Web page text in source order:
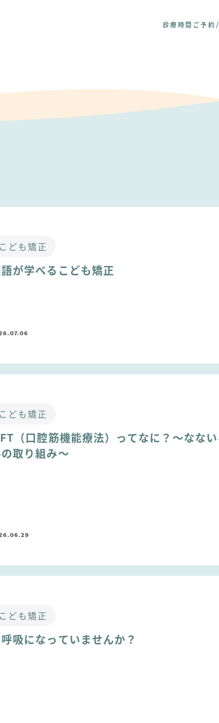
診療時間 ご予約
ども矯正
が学べるこども矯正
ども矯正
（口腔筋機能療法）ってなに？～なな
取り組み～
ども矯正
吸になっていませんか？